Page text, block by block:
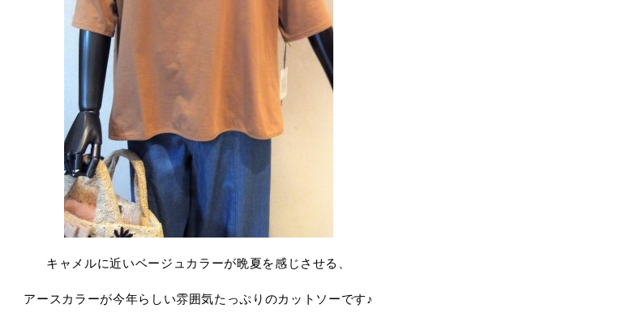
キャメルに近いベージュカラーが晩夏を感じさせる、
アースカラーが今年らしい雰囲気たっぷりのカットソーです♪